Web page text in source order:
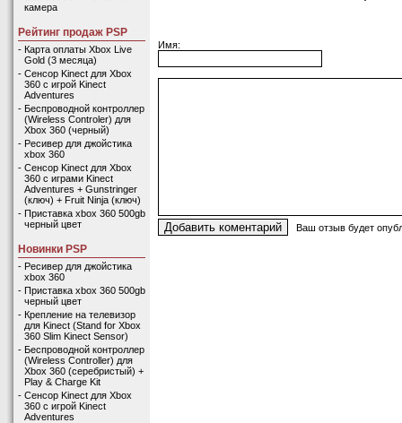
камера
Рейтинг продаж PSP
- Карта оплаты Xbox Live
Gold (3 месяца)
- Сенсор Kinect для Xbox
360 с игрой Kinect
Adventures
- Беспроводной контроллер
(Wireless Controler) для
Xbox 360 (черный)
- Ресивер для джойстика
xbox 360
- Сенсор Kinect для Xbox
360 с играми Kinect
Adventures + Gunstringer
(ключ) + Fruit Ninja (ключ)
- Приставка xbox 360 500gb
черный цвет
Новинки PSP
- Ресивер для джойстика
xbox 360
- Приставка xbox 360 500gb
черный цвет
- Крепление на телевизор
для Kinect (Stand for Xbox
360 Slim Kinect Sensor)
- Беспроводной контроллер
(Wireless Controller) для
Xbox 360 (серебристый) +
Play & Charge Kit
- Сенсор Kinect для Xbox
360 с игрой Kinect
Adventures
Имя:
Ваш отзыв будет